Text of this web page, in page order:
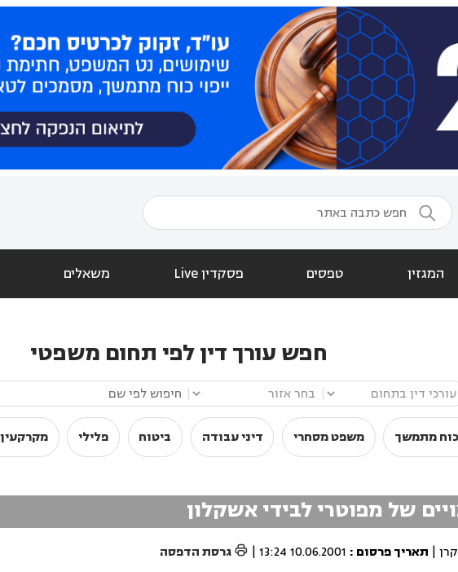

המגזין טפסים פסקדין Live משאלים
חפש עורך דין לפי תחום משפטי
כוח מתמשך משפט מסחרי דיני עבודה ביטוח פלילי
של מפוטרי לבידי אשקלון
| תאריך פרסום :
10.06.2001 13:24
|
 גרסת הדפסה